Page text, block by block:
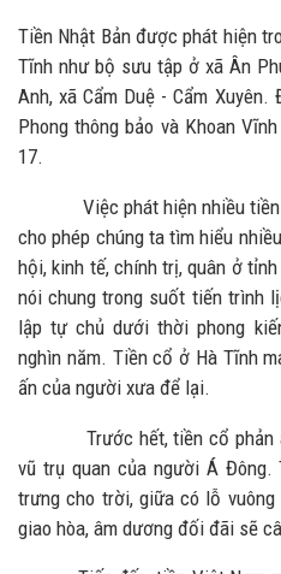
Tiền Nhật Bản được phát hiện
Tĩnh như bộ sưu tập ở xã Ân
Anh, xã Cẩm Duệ - Cẩm
Phong thông bảo và Khoan
17.
Việc phát hiện nhiều tiền
cho phép chúng ta tìm hiểu
hội, kinh tế, chính trị, quân ở
nói chung trong suốt tiến trình
lập tự chủ dưới thời phong
nghìn năm. Tiền cổ ở Hà Tĩnh
ấn của người xưa để lại.
Trước hết, tiền cổ phản
vũ trụ quan của người Á
trưng cho trời, giữa có lỗ
giao hòa, âm dương đối đãi sẽ